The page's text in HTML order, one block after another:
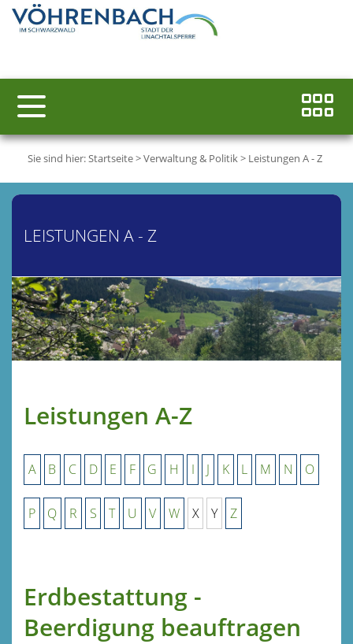
Sie sind hier:Startseite>Verwaltung & Politik> Leistungen A - Z
LEISTUNGEN A - Z
Leistungen A-Z
A B C D E F G H I J K L M N O
P Q R S T U V W X Y Z
Erdbestattung -
Beerdigung beauftragen